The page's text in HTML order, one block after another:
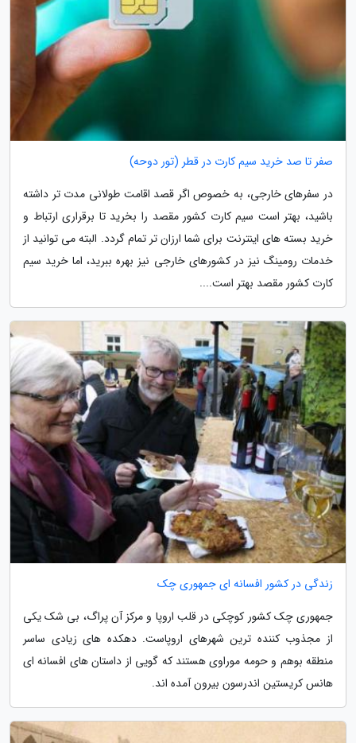
صفر تا صد خرید سیم کارت در قطر (تور دوحه)
در سفرهای خارجی، به خصوص اگر قصد اقامت طولانی مدت تر داشته
باشید، بهتر است سیم کارت کشور مقصد را بخرید تا برقراری ارتباط و
خرید بسته های اینترنت برای شما ارزان تر تمام گردد. البته می توانید از
خدمات رومینگ نیز در کشورهای خارجی نیز بهره ببرید، اما خرید سیم
کارت کشور مقصد بهتر است....
زندگی در کشور افسانه ای جمهوری چک
جمهوری چک کشور کوچکی در قلب اروپا و مرکز آن پراگ، بی شک یکی
از مجذوب کننده ترین شهرهای اروپاست. دهکده های زیادی ساسر
منطقه بوهم و حومه موراوی هستند که گویی از داستان های افسانه ای
هانس کریستین اندرسون بیرون آمده اند.